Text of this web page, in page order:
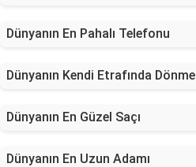
Dünyanın En Pahalı Telefonu
Dünyanın Kendi Etrafında
Dünyanın En Güzel Saçı
Dünyanın En Uzun Adamı